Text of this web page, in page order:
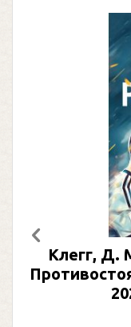
Клегг, Д.
Предыдущий